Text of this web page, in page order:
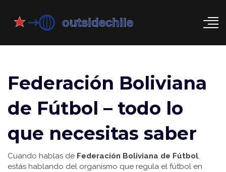
Federación Boliviana
de Fútbol – todo lo
que necesitas saber
Cuando hablas de Federación Boliviana de Fútbol,
estás hablando del organismo que regula el fútbol en